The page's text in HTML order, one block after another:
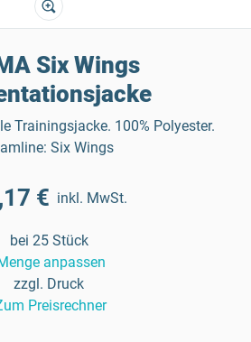
Six Wings
Trainingsjacke. 100% Polyester.
Six Wings
€ inkl. MwSt.
bei 25 Stück
anpassen
zzgl. Druck
Preisrechner